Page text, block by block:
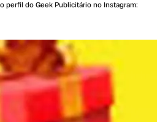
perfil do Geek Publicitário no Instagram: